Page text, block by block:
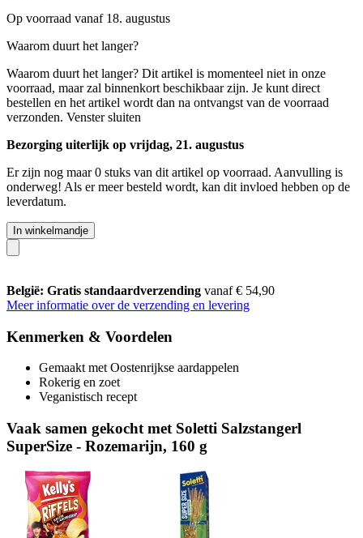
Op voorraad vanaf 18. augustus
Waarom duurt het langer?
Waarom duurt het langer? Dit artikel is momenteel niet in onze
voorraad, maar zal binnenkort beschikbaar zijn. Je kunt direct
bestellen en het artikel wordt dan na ontvangst van de voorraad
verzonden. Venster sluiten
Bezorging uiterlijk op vrijdag, 21. augustus
Er zijn nog maar 0 stuks van dit artikel op voorraad. Aanvulling is
onderweg! Als er meer besteld wordt, kan dit invloed hebben op de
leverdatum.
In winkelmandje
België: Gratis standaardverzending vanaf € 54,90
Meer informatie over de verzending en levering
Kenmerken & Voordelen
Gemaakt met Oostenrijkse aardappelen
Rokerig en zoet
Veganistisch recept
Vaak samen gekocht met Soletti Salzstangerl
SuperSize - Rozemarijn, 160 g